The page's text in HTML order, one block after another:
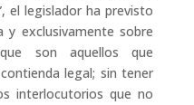
el legislador ha previsto
y exclusivamente sobre
son aquellos que
legal; sin tener
interlocutorios que no